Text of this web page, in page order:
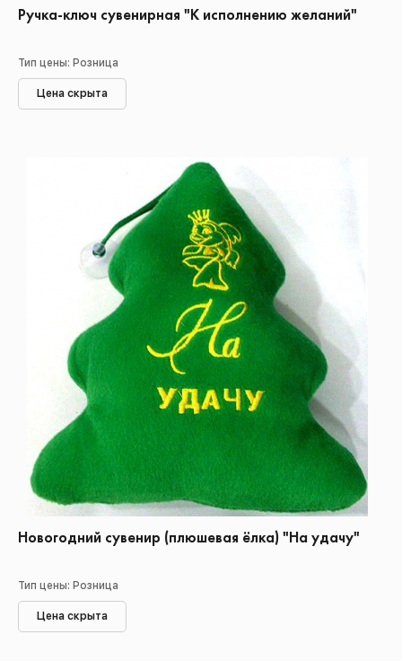
Ручка-ключ сувенирная "К исполнению желаний"
Тип цены: Розница
Цена скрыта
Новогодний сувенир (плюшевая ёлка) "На удачу"
Тип цены: Розница
Цена скрыта